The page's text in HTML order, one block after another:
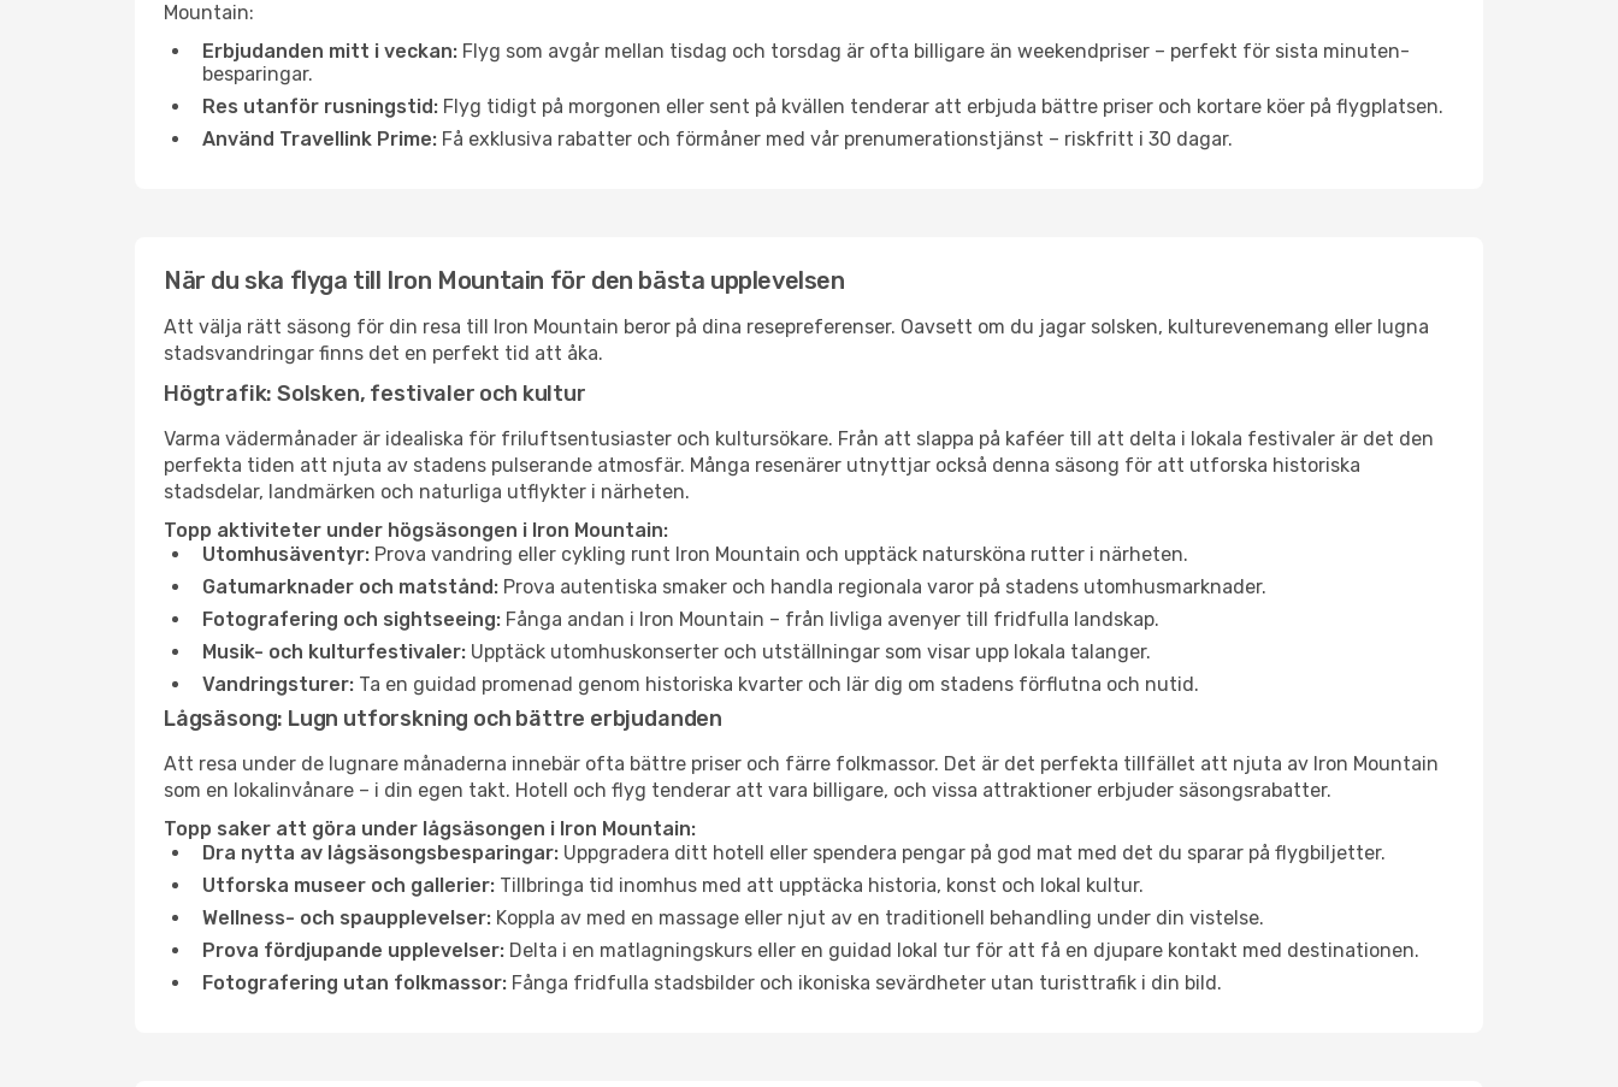
Mountain:
Erbjudanden mitt i veckan: Flyg som avgår mellan tisdag och torsdag är ofta billigare än weekendpriser – perfekt för sista minuten-
besparingar.
Res utanför rusningstid: Flyg tidigt på morgonen eller sent på kvällen tenderar att erbjuda bättre priser och kortare köer på flygplatsen.
Använd Travellink Prime: Få exklusiva rabatter och förmåner med vår prenumerationstjänst – riskfritt i 30 dagar.
När du ska flyga till Iron Mountain för den bästa upplevelsen
Att välja rätt säsong för din resa till Iron Mountain beror på dina resepreferenser. Oavsett om du jagar solsken, kulturevenemang eller lugna
stadsvandringar finns det en perfekt tid att åka.
Högtrafik: Solsken, festivaler och kultur
Varma vädermånader är idealiska för friluftsentusiaster och kultursökare. Från att slappa på kaféer till att delta i lokala festivaler är det den
perfekta tiden att njuta av stadens pulserande atmosfär. Många resenärer utnyttjar också denna säsong för att utforska historiska
stadsdelar, landmärken och naturliga utflykter i närheten.
Topp aktiviteter under högsäsongen i Iron Mountain:
Utomhusäventyr: Prova vandring eller cykling runt Iron Mountain och upptäck natursköna rutter i närheten.
Gatumarknader och matstånd: Prova autentiska smaker och handla regionala varor på stadens utomhusmarknader.
Fotografering och sightseeing: Fånga andan i Iron Mountain – från livliga avenyer till fridfulla landskap.
Musik- och kulturfestivaler: Upptäck utomhuskonserter och utställningar som visar upp lokala talanger.
Vandringsturer: Ta en guidad promenad genom historiska kvarter och lär dig om stadens förflutna och nutid.
Lågsäsong: Lugn utforskning och bättre erbjudanden
Att resa under de lugnare månaderna innebär ofta bättre priser och färre folkmassor. Det är det perfekta tillfället att njuta av Iron Mountain
som en lokalinvånare – i din egen takt. Hotell och flyg tenderar att vara billigare, och vissa attraktioner erbjuder säsongsrabatter.
Topp saker att göra under lågsäsongen i Iron Mountain:
Dra nytta av lågsäsongsbesparingar: Uppgradera ditt hotell eller spendera pengar på god mat med det du sparar på flygbiljetter.
Utforska museer och gallerier: Tillbringa tid inomhus med att upptäcka historia, konst och lokal kultur.
Wellness- och spaupplevelser: Koppla av med en massage eller njut av en traditionell behandling under din vistelse.
Prova fördjupande upplevelser: Delta i en matlagningskurs eller en guidad lokal tur för att få en djupare kontakt med destinationen.
Fotografering utan folkmassor: Fånga fridfulla stadsbilder och ikoniska sevärdheter utan turisttrafik i din bild.